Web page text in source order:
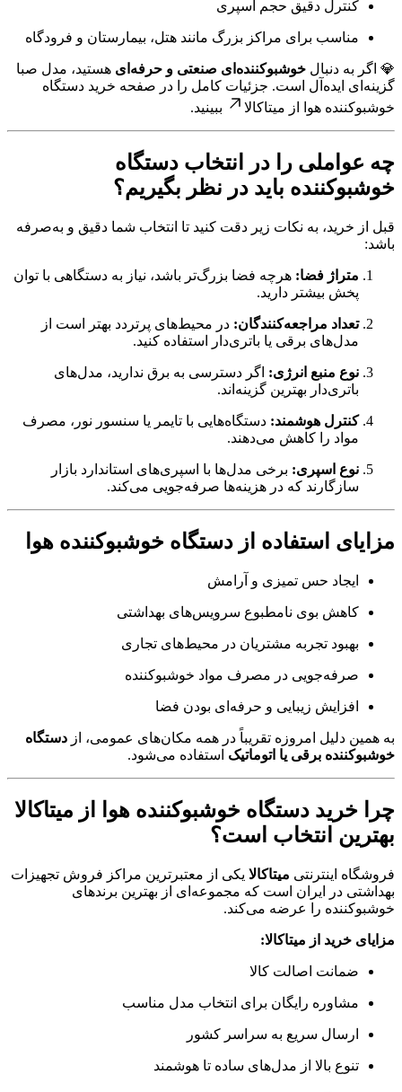
کنترل دقیق حجم اسپری
مناسب برای مراکز بزرگ مانند هتل، بیمارستان و فرودگاه
💎 اگر به دنبال خوشبوکننده‌ای صنعتی و حرفه‌ای هستید، مدل صبا
گزینه‌ای ایده‌آل است. جزئیات کامل را در صفحه خرید دستگاه
خوشبوکننده هوا از میتاکالا
ببینید.
چه عواملی را در انتخاب دستگاه
خوشبوکننده باید در نظر بگیریم؟
قبل از خرید، به نکات زیر دقت کنید تا انتخاب شما دقیق و به‌صرفه
باشد:
متراژ فضا: هرچه فضا بزرگ‌تر باشد، نیاز به دستگاهی با توان
پخش بیشتر دارید.
تعداد مراجعه‌کنندگان: در محیط‌های پرتردد بهتر است از
مدل‌های برقی یا باتری‌دار استفاده کنید.
نوع منبع انرژی: اگر دسترسی به برق ندارید، مدل‌های
باتری‌دار بهترین گزینه‌اند.
کنترل هوشمند: دستگاه‌هایی با تایمر یا سنسور نور، مصرف
مواد را کاهش می‌دهند.
نوع اسپری: برخی مدل‌ها با اسپری‌های استاندارد بازار
سازگارند که در هزینه‌ها صرفه‌جویی می‌کند.
مزایای استفاده از دستگاه خوشبوکننده هوا
ایجاد حس تمیزی و آرامش
کاهش بوی نامطبوع سرویس‌های بهداشتی
بهبود تجربه مشتریان در محیط‌های تجاری
صرفه‌جویی در مصرف مواد خوشبوکننده
افزایش زیبایی و حرفه‌ای بودن فضا
به همین دلیل امروزه تقریباً در همه مکان‌های عمومی، از دستگاه
خوشبوکننده برقی یا اتوماتیک استفاده می‌شود.
چرا خرید دستگاه خوشبوکننده هوا از میتاکالا
بهترین انتخاب است؟
فروشگاه اینترنتی میتاکالا یکی از معتبرترین مراکز فروش تجهیزات
بهداشتی در ایران است که مجموعه‌ای از بهترین برندهای
خوشبوکننده را عرضه می‌کند.
مزایای خرید از میتاکالا:
ضمانت اصالت کالا
مشاوره رایگان برای انتخاب مدل مناسب
ارسال سریع به سراسر کشور
تنوع بالا از مدل‌های ساده تا هوشمند